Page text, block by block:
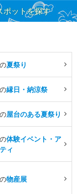
ポットを探す
夏祭り
縁日・納涼祭
屋台のある夏祭り
体験イベント・ア
ィ
物産展